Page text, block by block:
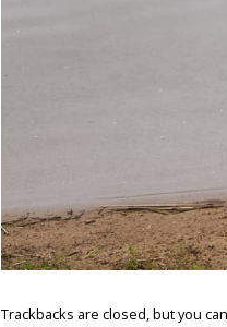
Trackbacks are closed, but you can